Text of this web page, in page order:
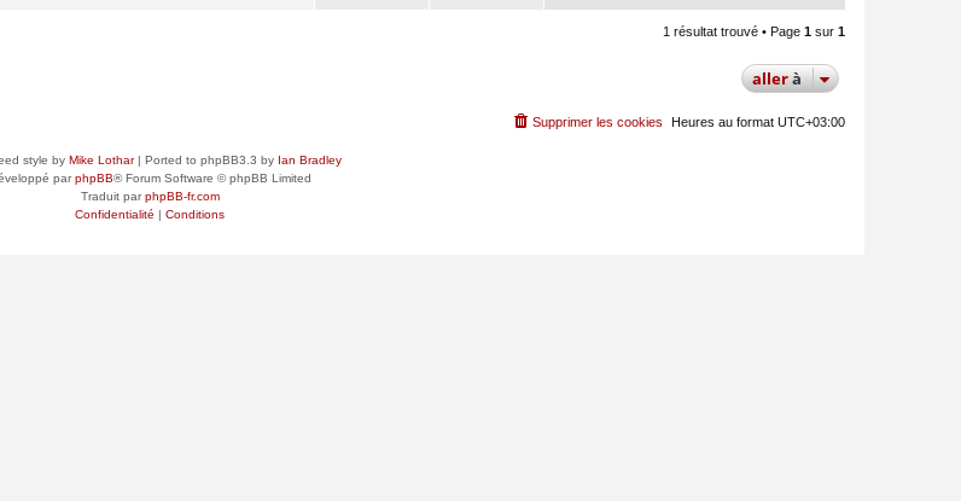
1 résultat trouvé • Page 1 sur 1
allerà
Heures au format UTC+03:00
Supprimer les cookies
style by Mike Lothar| Ported to phpBB3.3 by Ian Bradley
parphpBB® Forum Software © phpBB Limited
Traduit parphpBB-fr.com
Confidentialité | Conditions